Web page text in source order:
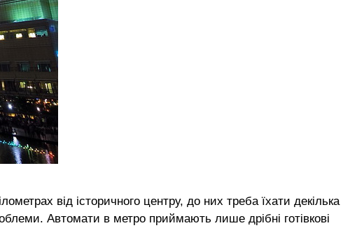
від історичного центру, до них треба їхати декілька
Автомати в метро приймають лише дрібні готівкові